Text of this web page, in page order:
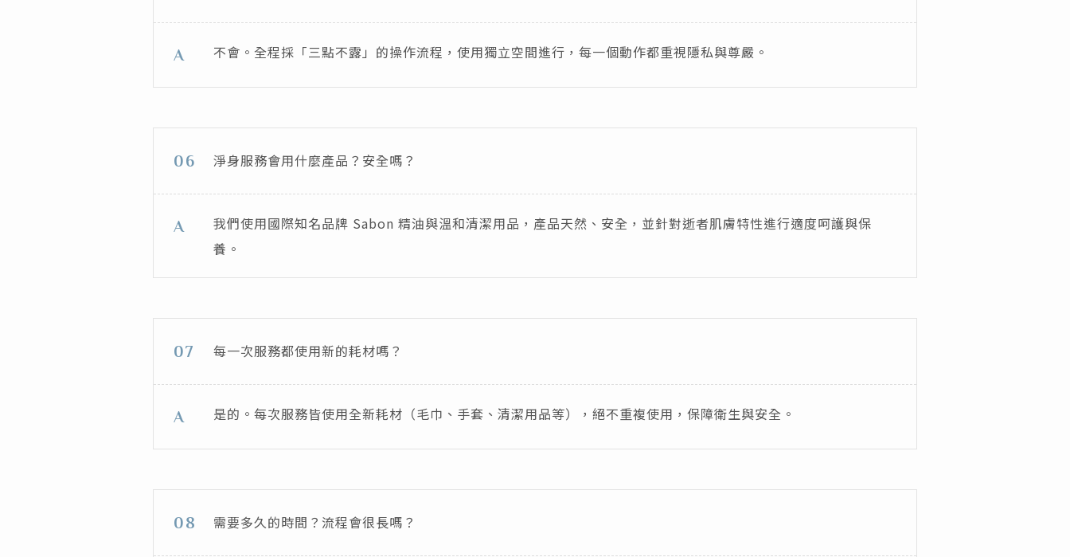
A 不會。全程採「三點不露」的操作流程，使用獨立空間進行，每一個動作都重視隱私與尊嚴。
06 淨身服務會用什麼產品？安全嗎？
A
我們使用國際知名品牌 Sabon 精油與溫和清潔用品，產品天然、安全，並針對逝者肌膚特性進行適度呵護與保
養。
07 每一次服務都使用新的耗材嗎？
A 是的。每次服務皆使用全新耗材（毛巾、手套、清潔用品等），絕不重複使用，保障衛生與安全。
08 需要多久的時間？流程會很長嗎？